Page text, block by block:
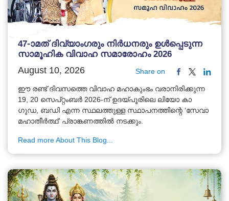
47-ാമത് ദിവ്യാംഗരും നിർധനരും ഉൾപ്പെടുന്ന
സാമൂഹിക വിവാഹ സമാരോഹം 2026
August 10, 2026 Share on
ഈ രണ്ട് ദിവസത്തെ വിവാഹ മഹാകുംഭം വരാനിരിക്കുന്ന
19, 20 സെപ്റ്റംബർ 2026-ന് ഉദയ്പൂരിലെ ലിയോ കാ
ഗുഡ, ബഡി എന്ന സ്ഥലത്തുള്ള സ്ഥാപനത്തിന്റെ ‘സേവാ
മഹാതീർത്ഥ്’ പ്രാങ്കണത്തിൽ നടക്കും.
Read more About This Blog...